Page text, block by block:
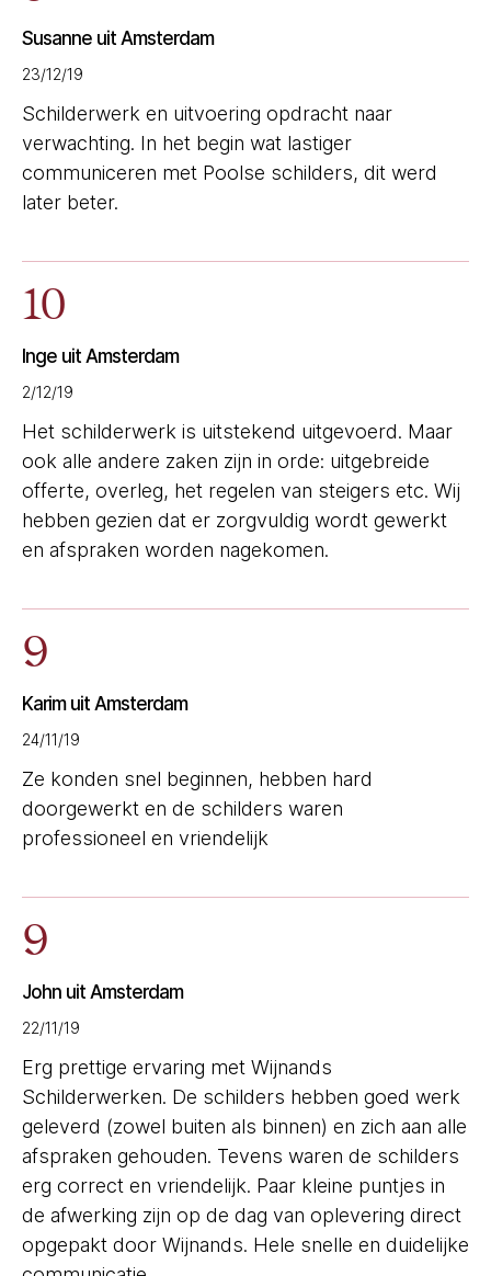
Susanne uit Amsterdam
23/12/19
Schilderwerk en uitvoering opdracht naar
verwachting. In het begin wat lastiger
communiceren met Poolse schilders, dit werd
later beter.
10
Inge uit Amsterdam
2/12/19
Het schilderwerk is uitstekend uitgevoerd. Maar
ook alle andere zaken zijn in orde: uitgebreide
offerte, overleg, het regelen van steigers etc. Wij
hebben gezien dat er zorgvuldig wordt gewerkt
en afspraken worden nagekomen.
9
Karim uit Amsterdam
24/11/19
Ze konden snel beginnen, hebben hard
doorgewerkt en de schilders waren
professioneel en vriendelijk
9
John uit Amsterdam
22/11/19
Erg prettige ervaring met Wijnands
Schilderwerken. De schilders hebben goed werk
geleverd (zowel buiten als binnen) en zich aan alle
afspraken gehouden. Tevens waren de schilders
erg correct en vriendelijk. Paar kleine puntjes in
de afwerking zijn op de dag van oplevering direct
opgepakt door Wijnands. Hele snelle en duidelijke